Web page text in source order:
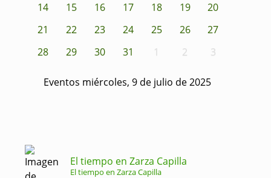
14
15 16 17 18 19
20
21
22 23 24 25 26
27
28
29 30 31 1 2 3
Eventos miércoles, 9 de julio de 2025
El tiempo en Zarza Capilla
El tiempo en Zarza Capilla